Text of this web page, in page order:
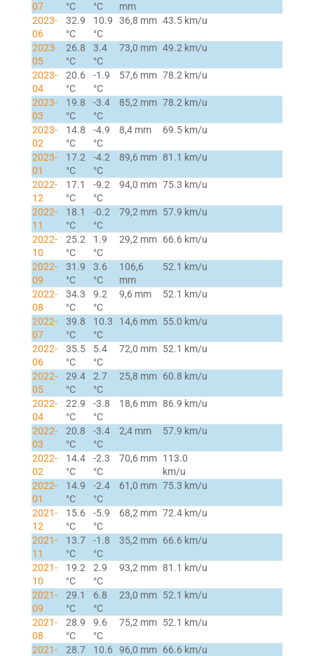
07
°C
°C
mm
2023-
06
32.9
°C
10.9
°C
36,8 mm 43.5 km/u
2023-
05
26.8
°C
3.4
°C
73,0 mm 49.2 km/u
2023-
04
20.6
°C
-1.9
°C
57,6 mm 78.2 km/u
2023-
03
19.8
°C
-3.4
°C
85,2 mm 78.2 km/u
2023-
02
14.8
°C
-4.9
°C
8,4 mm 69.5 km/u
2023-
01
17.2
°C
-4.2
°C
89,6 mm 81.1 km/u
2022-
12
17.1
°C
-9.2
°C
94,0 mm 75.3 km/u
2022-
11
18.1
°C
-0.2
°C
79,2 mm 57.9 km/u
2022-
10
25.2
°C
1.9
°C
29,2 mm 66.6 km/u
2022-
09
31.9
°C
3.6
°C
106,6
mm
52.1 km/u
2022-
08
34.3
°C
9.2
°C
9,6 mm 52.1 km/u
2022-
07
39.8
°C
10.3
°C
14,6 mm 55.0 km/u
2022-
06
35.5
°C
5.4
°C
72,0 mm 52.1 km/u
2022-
05
29.4
°C
2.7
°C
25,8 mm 60.8 km/u
2022-
04
22.9
°C
-3.8
°C
18,6 mm 86.9 km/u
2022-
03
20.8
°C
-3.4
°C
2,4 mm 57.9 km/u
2022-
02
14.4
°C
-2.3
°C
70,6 mm 113.0
km/u
2022-
01
14.9
°C
-2.4
°C
61,0 mm 75.3 km/u
2021-
12
15.6
°C
-5.9
°C
68,2 mm 72.4 km/u
2021-
11
13.7
°C
-1.8
°C
35,2 mm 66.6 km/u
2021-
10
19.2
°C
2.9
°C
93,2 mm 81.1 km/u
2021-
09
29.1
°C
6.8
°C
23,0 mm 52.1 km/u
2021-
08
28.9
°C
9.6
°C
75,2 mm 52.1 km/u
2021- 28.7 10.6 96,0 mm 66.6 km/u